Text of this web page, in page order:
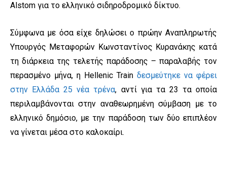
Alstom για το ελληνικό σιδηροδρομικό δίκτυο.
Σύμφωνα με όσα είχε δηλώσει ο πρώην Αναπληρωτής
Υπουργός Μεταφορών Κωνσταντίνος Κυρανάκης κατά
τη διάρκεια της τελετής παράδοσης – παραλαβής τον
περασμένο μήνα, η Hellenic Train δεσμεύτηκε να φέρει
στην Ελλάδα 25 νέα τρένα, αντί για τα 23 τα οποία
περιλαμβάνονται στην αναθεωρημένη σύμβαση με το
ελληνικό δημόσιο, με την παράδοση των δύο επιπλέον
να γίνεται μέσα στο καλοκαίρι.